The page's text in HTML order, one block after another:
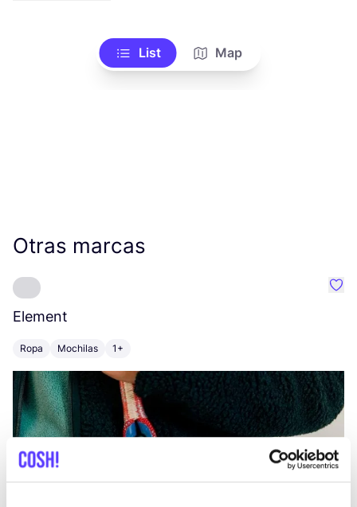
List Map
Otras marcas
Element
Ropa Mochilas 1+